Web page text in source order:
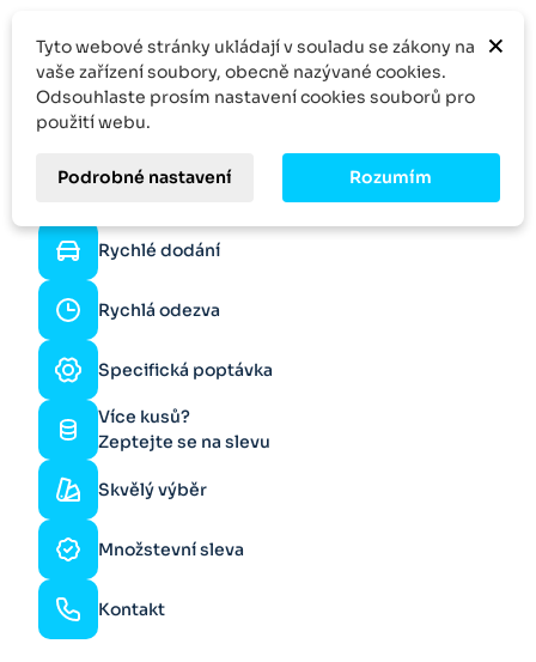
Online podpora
Rychlé dodání
Rychlá odezva
Specifická poptávka
Více kusů?
Zeptejte se na slevu
Skvělý výběr
Množstevní sleva
Kontakt
×
Tyto webové stránky ukládají v souladu se zákony na
vaše zařízení soubory, obecně nazývané cookies.
Odsouhlaste prosím nastavení cookies souborů pro
použití webu.
Podrobné nastavení Rozumím